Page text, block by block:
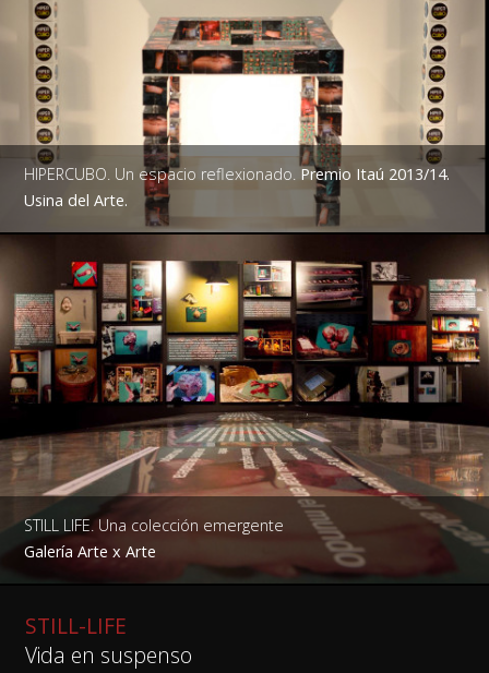
HIPERCUBO. Un espacio reflexionado. Premio Itaú 2013/14.
Usina del Arte.
STILL LIFE. Una colección emergente
Galería Arte x Arte
STILL-LIFE
Vida en suspenso